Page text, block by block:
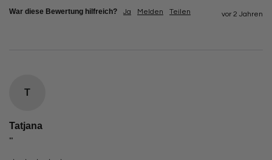
War diese Bewertung hilfreich? Ja Melden Teilen vor 2 Jahren
T
Tatjana
""